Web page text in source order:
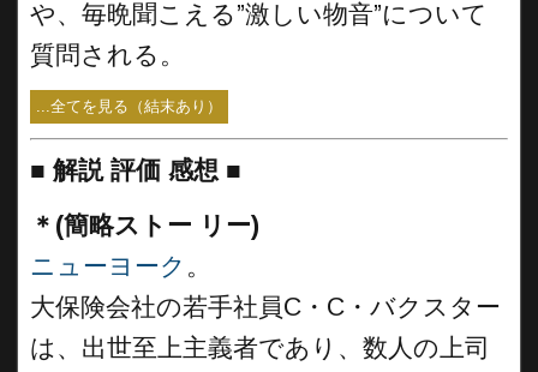
や、毎晩聞こえる”激しい物音”について
質問される。
...全てを見る（結末あり）
■ 解説 評価 感想 ■
＊(簡略ストー リー)
ニューヨーク 。
大保険会社の若手社員C・C・バクスター
は、出世至上主義者であり、数人の上司